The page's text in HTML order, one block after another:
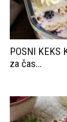
POSNI KEKS
za čas…